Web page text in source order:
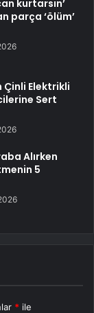
kurtarsın’
parça ‘ölüm’
Çinli Elektrikli
Sert
Alırken
5
* ile